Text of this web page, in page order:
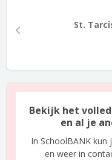
St.
Bekijk het
en al je
In SchoolBANK kun
en weer in